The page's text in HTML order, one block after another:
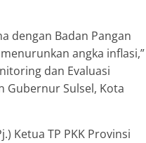
dengan Badan Pangan
angka inflasi,”
dan Evaluasi
Gubernur Sulsel, Kota
Ketua TP PKK Provinsi